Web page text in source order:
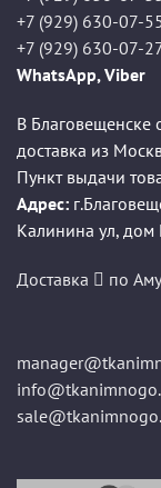
+7 (929) 630-07-
+7 (929) 630-07-
WhatsApp, Viber
В Благовещенске
доставка из
Пункт выдачи
Адрес:
Калинина ул,
Доставка по